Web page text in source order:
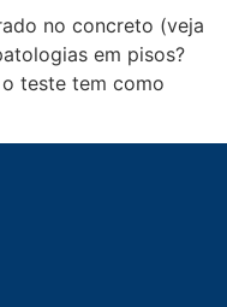
no concreto (veja
em pisos?
teste tem como